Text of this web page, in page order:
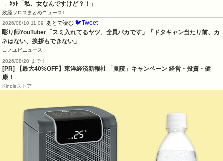
→ ﾈｯﾄ「私、女なんですけど？！」
政経ワロスまとめニュース♪
2026/08/10 11:09
あとで読む 🐦Tweet
彫り師YouTuber「スミ入れてるヤツ、全員バカです」「ドタキャン当たり前、カ
ネはない、挨拶もできない」
コノユビニュース
2026/08/20 まで！
[PR]
【最大40%OFF】東洋経済新報社 「夏読」キャンペーン 経営・投資・健
康！
Kindleストア